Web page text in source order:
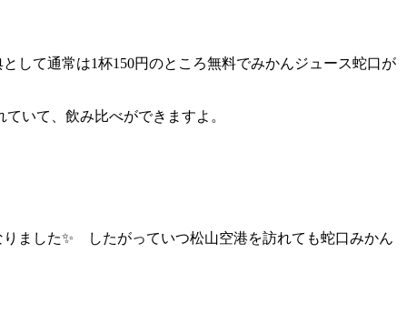
して通常は1杯150円のところ無料でみかんジュース蛇口が
いて、飲み比べができますよ。
ました✨ したがっていつ松山空港を訪れても蛇口みかん